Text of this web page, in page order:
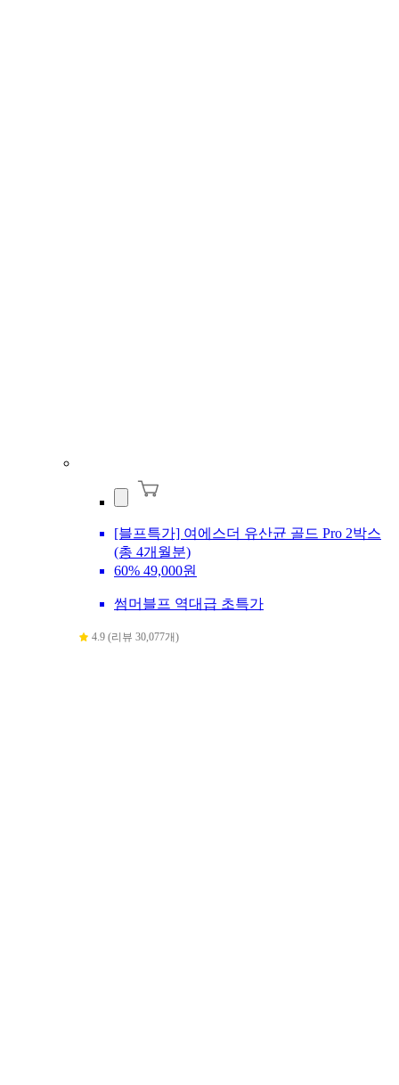
[블프특가] 여에스더 유산균 골드 Pro 2박스
(총 4개월분)
60% 49,000원
썸머블프 역대급 초특가
4.9 (리뷰 30,077개)